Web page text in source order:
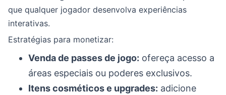
que qualquer jogador desenvolva experiências
interativas.
Estratégias para monetizar:
Venda de passes de jogo: ofereça acesso a
áreas especiais ou poderes exclusivos.
Itens cosméticos e upgrades: adicione